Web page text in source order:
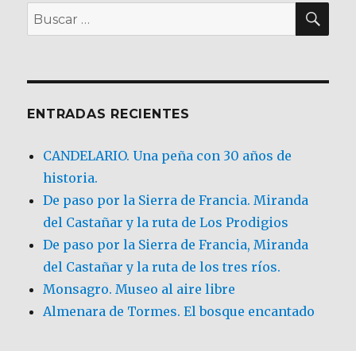
Buscar
por:
ENTRADAS RECIENTES
CANDELARIO. Una peña con 30 años de
historia.
De paso por la Sierra de Francia. Miranda
del Castañar y la ruta de Los Prodigios
De paso por la Sierra de Francia, Miranda
del Castañar y la ruta de los tres ríos.
Monsagro. Museo al aire libre
Almenara de Tormes. El bosque encantado